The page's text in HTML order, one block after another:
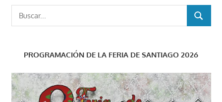
Buscar:
BUSCAR
PROGRAMACIÓN DE LA FERIA DE SANTIAGO 2026